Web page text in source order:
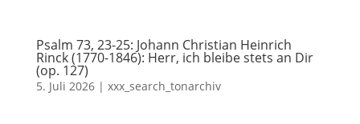
Psalm 73, 23-25: Johann Christian Heinrich
Rinck (1770-1846): Herr, ich bleibe stets an Dir
(op. 127)
5. Juli 2026| xxx_search_tonarchiv